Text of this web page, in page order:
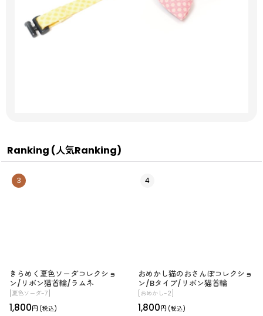
Ranking (人気Ranking)
3
きらめく夏色ソーダコレクショ
ン/リボン猫首輪/ラムネ
夏色ソーダ-7
1,800円 (税込)
4
おめかし猫のおさんぽコレクショ
ン/Bタイプ/リボン猫首輪
おめかし-2
1,800円 (税込)